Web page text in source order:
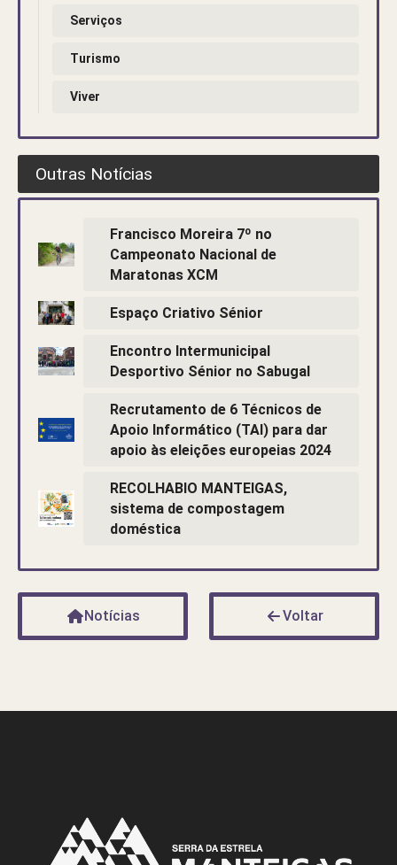
Serviços
Turismo
Viver
Outras Notícias
Francisco Moreira 7º no
Campeonato Nacional de
Maratonas XCM
Espaço Criativo Sénior
Encontro Intermunicipal
Desportivo Sénior no Sabugal
Recrutamento de 6 Técnicos de
Apoio Informático (TAI) para dar
apoio às eleições europeias 2024
RECOLHABIO MANTEIGAS,
sistema de compostagem
doméstica
Notícias Voltar